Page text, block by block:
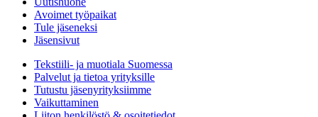
Avoimet työpaikat
Tule jäseneksi
Jäsensivut
Tekstiili- ja muotiala Suomessa
Palvelut ja tietoa yrityksille
Tutustu jäsenyrityksiimme
Vaikuttaminen